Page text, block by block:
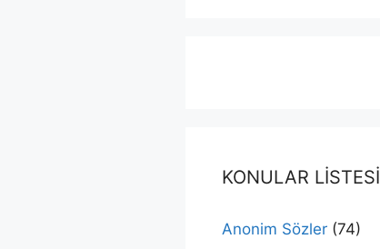
KONULAR LİSTESİ
Anonim Sözler (74)